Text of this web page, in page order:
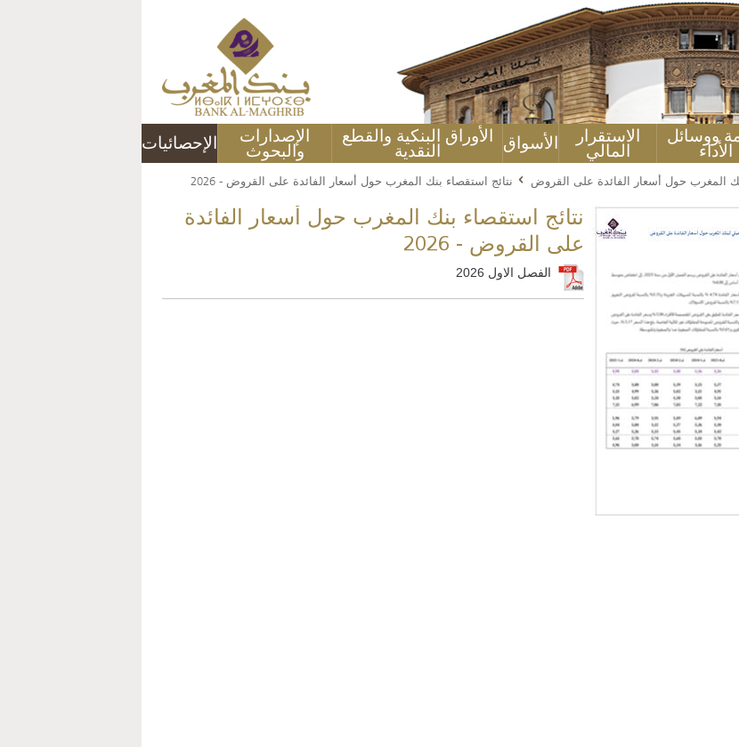
ووسائل
الأداء
الاستقرار
المالي
الأسواق
الأوراق البنكية والقطع
النقدية
الإصدارات
والبحوث
الإحصائيات
المغرب حول أسعار الفائدة على القروض نتائج استقصاء بنك المغرب حول أسعار الفائدة على القروض - 2026
نتائج استقصاء بنك المغرب حول أسعار الفائدة
على القروض - 2026
الفصل الاول 2026